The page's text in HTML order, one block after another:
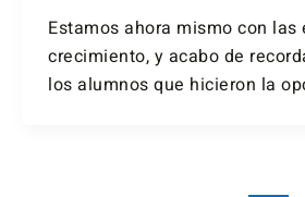
Estamos ahora mismo con las
crecimiento, y acabo de
los alumnos que hicieron la